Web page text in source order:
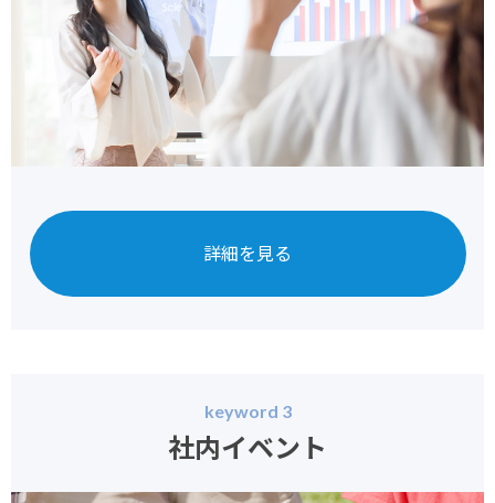
詳細を見る
keyword 3
社内イベント